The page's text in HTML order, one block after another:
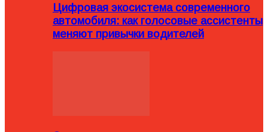
Цифровая экосистема современного
автомобиля: как голосовые ассистенты
меняют привычки водителей